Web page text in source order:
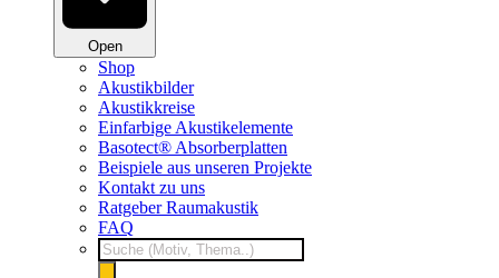
Open
Shop
Akustikbilder
Akustikkreise
Einfarbige Akustikelemente
Basotect® Absorberplatten
Beispiele aus unseren Projekte
Kontakt zu uns
Ratgeber Raumakustik
FAQ
Products
search